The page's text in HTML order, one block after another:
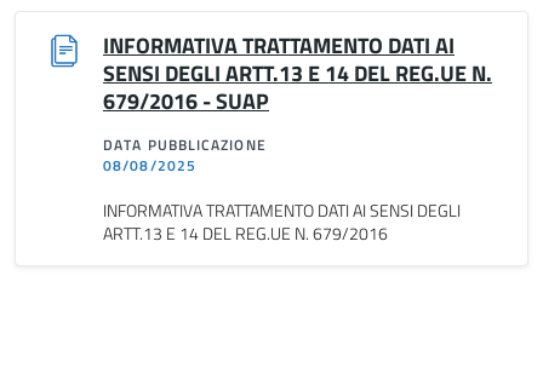
INFORMATIVA TRATTAMENTO DATI AI
SENSI DEGLI ARTT.13 E 14 DEL REG.UE N.
679/2016 - SUAP
DATA PUBBLICAZIONE
08/08/2025
INFORMATIVA TRATTAMENTO DATI AI SENSI DEGLI
ARTT.13 E 14 DEL REG.UE N. 679/2016